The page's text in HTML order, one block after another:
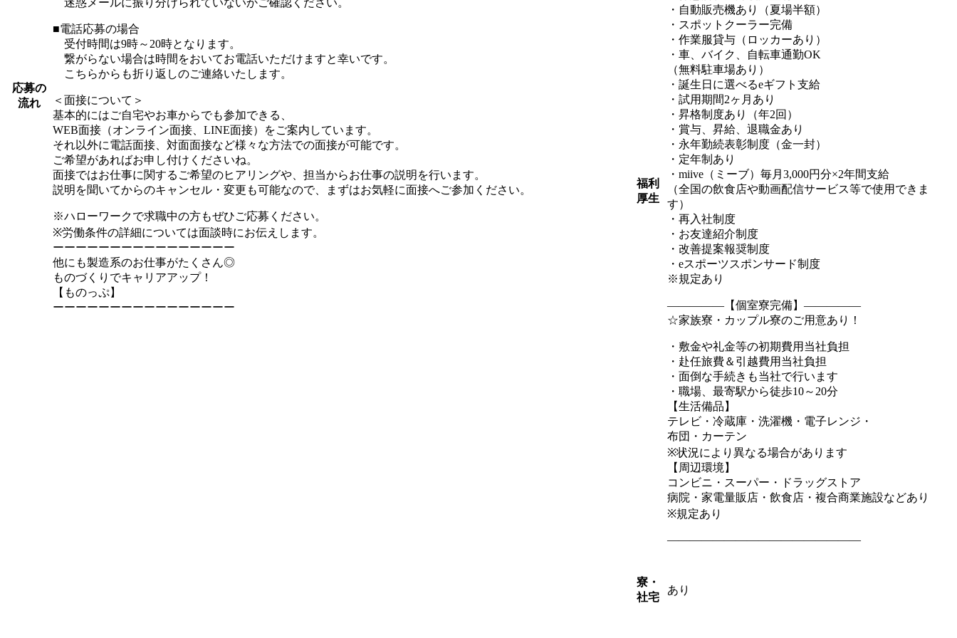
応募の
流れ
■電話応募の場合
受付時間は9時～20時となります。
繋がらない場合は時間をおいてお電話いただけますと幸いです。
こちらからも折り返しのご連絡いたします。
＜面接について＞
基本的にはご自宅やお車からでも参加できる、
WEB面接（オンライン面接、LINE面接）をご案内しています。
それ以外に電話面接、対面面接など様々な方法での面接が可能です。
ご希望があればお申し付けくださいね。
面接ではお仕事に関するご希望のヒアリングや、担当からお仕事の説明を行います。
説明を聞いてからのキャンセル・変更も可能なので、まずはお気軽に面接へご参加ください。
※ハローワークで求職中の方もぜひご応募ください。
※労働条件の詳細については面談時にお伝えします。
ーーーーーーーーーーーーーーーー
他にも製造系のお仕事がたくさん◎
ものづくりでキャリアアップ！
【ものっぷ】
ーーーーーーーーーーーーーーーー
福利
厚生
・自動販売機あり（夏場半額）
・スポットクーラー完備
・作業服貸与（ロッカーあり）
・車、バイク、自転車通勤OK
（無料駐車場あり）
・誕生日に選べるeギフト支給
・試用期間2ヶ月あり
・昇格制度あり（年2回）
・賞与、昇給、退職金あり
・永年勤続表彰制度（金一封）
・定年制あり
・miive（ミーブ）毎月3,000円分×2年間支給
（全国の飲食店や動画配信サービス等で使用できま
す）
・再入社制度
・お友達紹介制度
・改善提案報奨制度
・eスポーツスポンサード制度
※規定あり
―――――【個室寮完備】―――――
☆家族寮・カップル寮のご用意あり！
・敷金や礼金等の初期費用当社負担
・赴任旅費＆引越費用当社負担
・面倒な手続きも当社で行います
・職場、最寄駅から徒歩10～20分
【生活備品】
テレビ・冷蔵庫・洗濯機・電子レンジ・
布団・カーテン
※状況により異なる場合があります
【周辺環境】
コンビニ・スーパー・ドラッグストア
病院・家電量販店・飲食店・複合商業施設などあり
※規定あり
―――――――――――――――――
寮・
社宅
あり